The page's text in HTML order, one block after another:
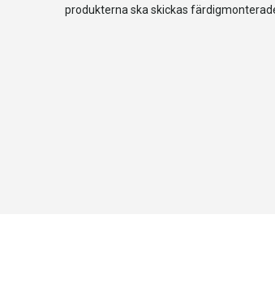
produkterna ska skickas